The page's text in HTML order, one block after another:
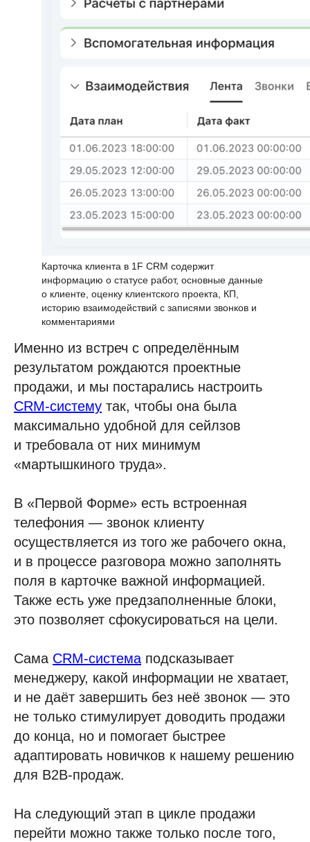
Карточка клиента в 1F CRM содержит
информацию о статусе работ, основные данные
о клиенте, оценку клиентского проекта, КП,
историю взаимодействий с записями звонков и
комментариями
Именно из встреч с определённым
результатом рождаются проектные
продажи, и мы постарались настроить
CRM-систему так, чтобы она была
максимально удобной для сейлзов
и требовала от них минимум
«мартышкиного труда».
В «Первой Форме» есть встроенная
телефония — звонок клиенту
осуществляется из того же рабочего окна,
и в процессе разговора можно заполнять
поля в карточке важной информацией.
Также есть уже предзаполненные блоки,
это позволяет сфокусироваться на цели.
Сама CRM-система подсказывает
менеджеру, какой информации не хватает,
и не даёт завершить без неё звонок — это
не только стимулирует доводить продажи
до конца, но и помогает быстрее
адаптировать новичков к нашему решению
для B2B-продаж.
На следующий этап в цикле продажи
перейти можно также только после того,